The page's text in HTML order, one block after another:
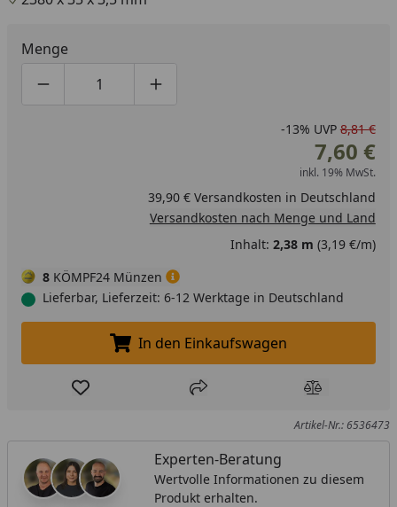
Menge
Produktmenge um eins verringern
Produktmenge manuell eingeben
Produktmenge um eins erhöhen
-13% UVP 8,81 €
7,60 €
inkl. 19% MwSt.
39,90 € Versandkosten in Deutschland
Versandkosten nach Menge und Land
Inhalt: 2,38 m (3,19 €/m)
8 KÖMPF24 Münzen
Lieferbar, Lieferzeit: 6-12 Werktage in Deutschland
In den Einkaufswagen legen
In den Einkaufswagen
Produkt zur Wunschliste hinzufügen
Teilen Produkt
Artikel-Nr.: 6536473
Experten-Beratung
Wertvolle Informationen zu diesem
Produkt erhalten.